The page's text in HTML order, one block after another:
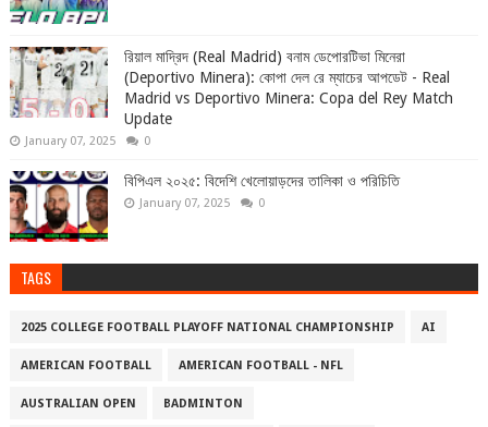
রিয়াল মাদ্রিদ (Real Madrid) বনাম ডেপোরটিভা মিনেরা
(Deportivo Minera): কোপা দেল রে ম্যাচের আপডেট - Real
Madrid vs Deportivo Minera: Copa del Rey Match
Update
January 07, 2025 0
বিপিএল ২০২৫: বিদেশি খেলোয়াড়দের তালিকা ও পরিচিতি
January 07, 2025 0
TAGS
2025 COLLEGE FOOTBALL PLAYOFF NATIONAL CHAMPIONSHIP AI
AMERICAN FOOTBALL AMERICAN FOOTBALL - NFL
AUSTRALIAN OPEN BADMINTON